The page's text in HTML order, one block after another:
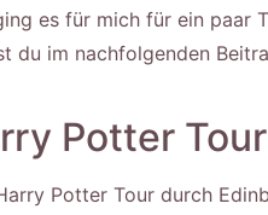
es für mich für ein paar
du im nachfolgenden
Potter
Potter Tour durch